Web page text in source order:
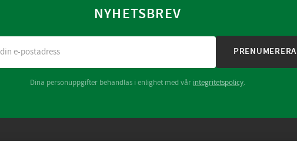
NYHETSBREV
PRENUMERERA
Dina personuppgifter behandlas i enlighet med vår integritetspolicy.